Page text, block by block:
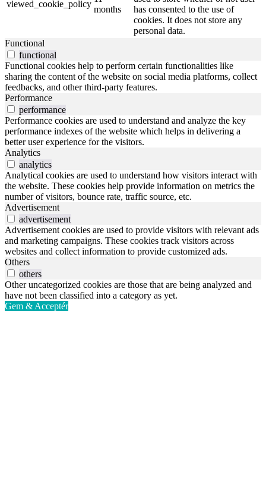
viewed_cookie_policy
months
has consented to the use of
cookies. It does not store any
personal data.
Functional
functional
Functional cookies help to perform certain functionalities like
sharing the content of the website on social media platforms, collect
feedbacks, and other third-party features.
Performance
performance
Performance cookies are used to understand and analyze the key
performance indexes of the website which helps in delivering a
better user experience for the visitors.
Analytics
analytics
Analytical cookies are used to understand how visitors interact with
the website. These cookies help provide information on metrics the
number of visitors, bounce rate, traffic source, etc.
Advertisement
advertisement
Advertisement cookies are used to provide visitors with relevant ads
and marketing campaigns. These cookies track visitors across
websites and collect information to provide customized ads.
Others
others
Other uncategorized cookies are those that are being analyzed and
have not been classified into a category as yet.
Gem & Acceptér